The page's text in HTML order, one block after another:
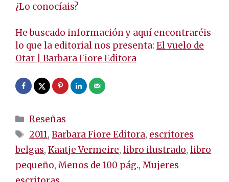
¿Lo conocíais?
He buscado información y aquí encontraréis
lo que la editorial nos presenta: El vuelo de
Otar | Barbara Fiore Editora
Categorías
Reseñas
Etiquetas
2011,Barbara Fiore Editora, escritores
belgas, Kaatje Vermeire, libro ilustrado, libro
pequeño, Menos de 100 pág., Mujeres